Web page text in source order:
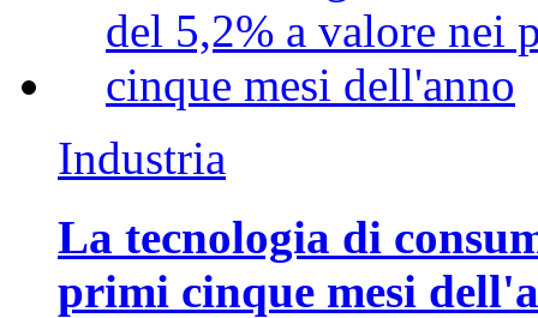
Industria
La tecnologia di
primi cinque mesi